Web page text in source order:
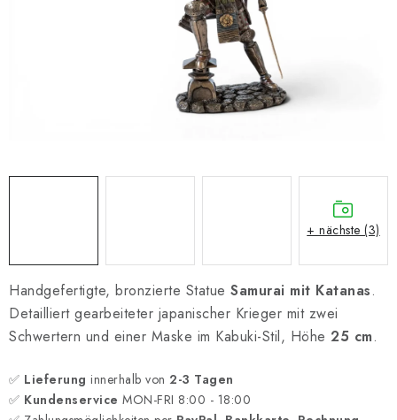
Geschäftsbedingungen
Handgefertigte, bronzierte Statue Samurai mit Katanas.
Detailliert gearbeiteter japanischer Krieger mit zwei
Schwertern und einer Maske im Kabuki-Stil, Höhe 25 cm.
✅ Lieferung innerhalb von 2-3 Tagen
✅ Kundenservice MON-FRI 8:00 - 18:00
+ nächste (3)